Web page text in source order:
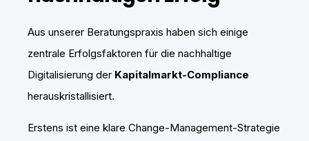
Aus unserer Beratungspraxis haben sich einige
zentrale Erfolgsfaktoren für die nachhaltige
Digitalisierung der Kapitalmarkt-Compliance
herauskristallisiert.
Erstens ist eine klare Change-Management-Strategie